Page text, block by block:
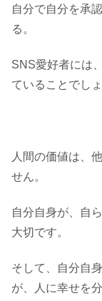
自分で自分を承
る。
SNS愛好者には
ていることでしょ
人間の価値は、
せん。
自分自身が、自
大切です。
そして、自分自
が、人に幸せを